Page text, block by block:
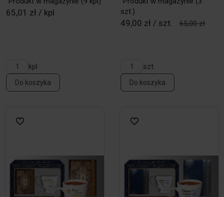
65,01 zł / kpl
kpl
Do koszyka
szt.)
49,00 zł / szt. 65,00 zł
szt.
Do koszyka